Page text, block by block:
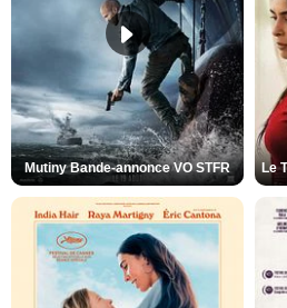
Mutiny Bande-annonce VO STFR Le